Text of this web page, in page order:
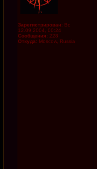
Зарегистрирован: Вс
12.09.2004, 00:24
Сообщения: 228
Откуда: Moscow, Russia